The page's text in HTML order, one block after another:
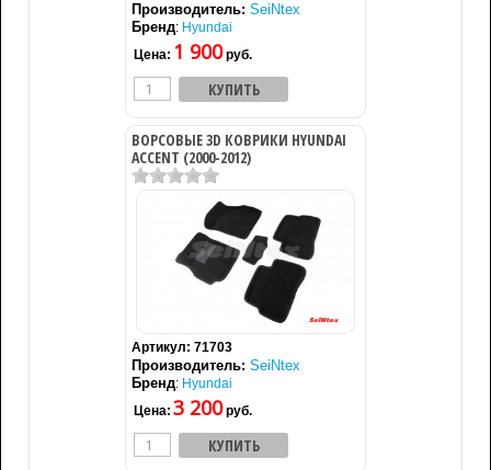
Производитель: SeiNtex
Бренд: Hyundai
Цена: 1 900руб.
ВОРСОВЫЕ 3D КОВРИКИ HYUNDAI
ACCENT (2000-2012)
Артикул: 71703
Производитель: SeiNtex
Бренд: Hyundai
Цена: 3 200руб.